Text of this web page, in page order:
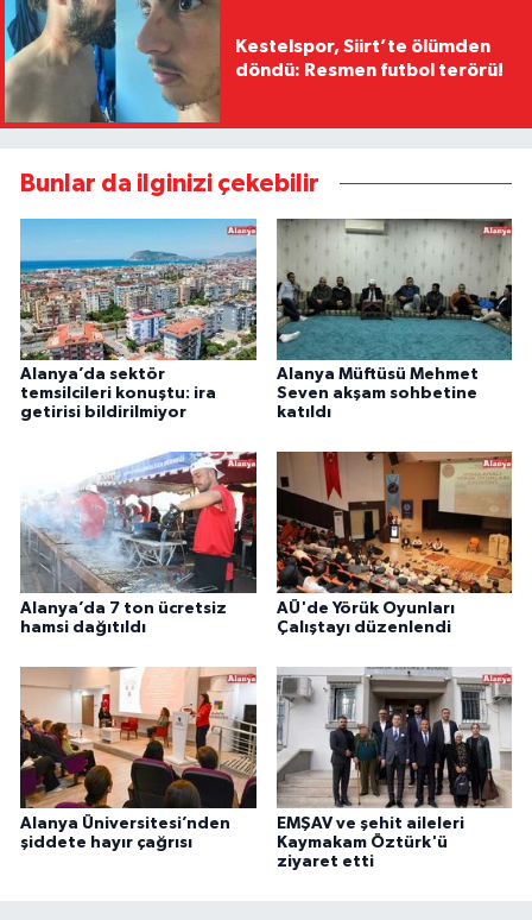
Kestelspor, Siirt’te ölümden
döndü: Resmen futbol terörü!
Bunlar da ilginizi çekebilir
Alanya’da sektör
temsilcileri konuştu: ira
getirisi bildirilmiyor
Alanya Müftüsü Mehmet
Seven akşam sohbetine
katıldı
Alanya’da 7 ton ücretsiz
hamsi dağıtıldı
AÜ'de Yörük Oyunları
Çalıştayı düzenlendi
Alanya Üniversitesi’nden
şiddete hayır çağrısı
EMŞAV ve şehit aileleri
Kaymakam Öztürk'ü
ziyaret etti